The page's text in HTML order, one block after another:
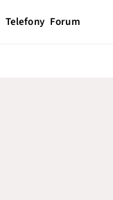
Telefony Forum